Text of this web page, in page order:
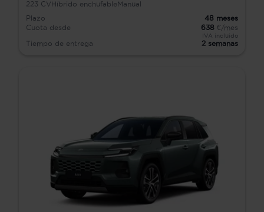
223 CV Híbrido enchufable Manual
Plazo
48 meses
Cuota desde
638 €/mes
IVA incluido
Tiempo de entrega 2 semanas